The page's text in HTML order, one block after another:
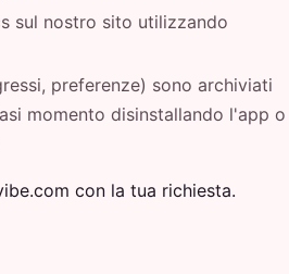
sul nostro sito utilizzando
preferenze) sono archiviati
momento disinstallando l'app o
con la tua richiesta.